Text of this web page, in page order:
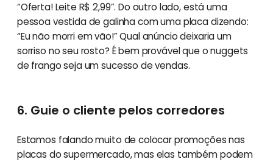
“Oferta! Leite R$ 2,99”. Do outro lado, está uma
pessoa vestida de galinha com uma placa dizendo:
“Eu não morri em vão!” Qual anúncio deixaria um
sorriso no seu rosto? É bem provável que o nuggets
de frango seja um sucesso de vendas.
6. Guie o cliente pelos corredores
Estamos falando muito de colocar promoções nas
placas do supermercado, mas elas também podem